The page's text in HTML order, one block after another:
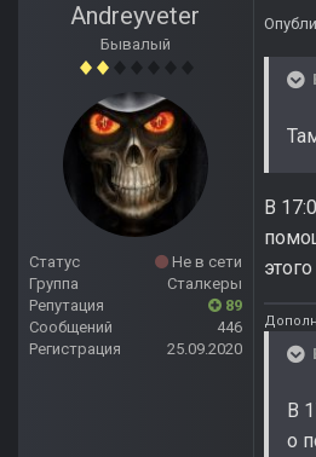
Andreyveter
Бывалый
Статус
Не в сети
Группа
Сталкеры
Репутация
89
Сообщений
446
Регистрация
25.09.2020
В
В
о